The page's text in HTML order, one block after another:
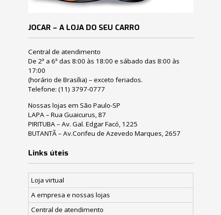
JOCAR – A LOJA DO SEU CARRO
Central de atendimento
De 2ª a 6ª das 8:00 às 18:00 e sábado das 8:00 às
17:00
(horário de Brasília) – exceto feriados.
Telefone: (11) 3797-0777
Nossas lojas em São Paulo-SP
LAPA – Rua Guaicurus, 87
PIRITUBA – Av. Gal. Edgar Facó, 1225
BUTANTÃ – Av.Corifeu de Azevedo Marques, 2657
Links úteis
Loja virtual
A empresa e nossas lojas
Central de atendimento